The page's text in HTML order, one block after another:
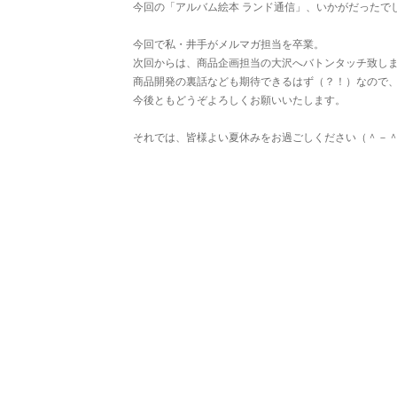
今回の「アルバム絵本 ランド通信」、いかがだったで
今回で私・井手がメルマガ担当を卒業。
次回からは、商品企画担当の大沢へバトンタッチ致し
商品開発の裏話なども期待できるはず（？！）なので
今後ともどうぞよろしくお願いいたします。
それでは、皆様よい夏休みをお過ごしください（＾－